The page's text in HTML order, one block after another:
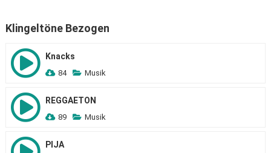
Klingeltöne Bezogen
Knacks
84 Musik
REGGAETON
89 Musik
PIJA